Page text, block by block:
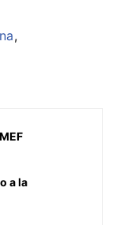
a la